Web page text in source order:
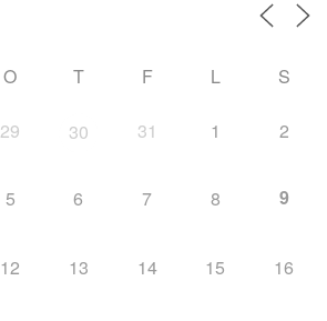
O T F L S
29 30 31 1 2
5 6 7 8 9
12 13 14 15 16